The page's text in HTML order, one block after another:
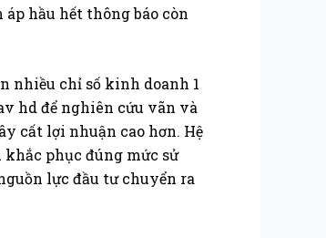
hầu hết thông báo còn
nhiều chỉ số kinh doanh 1
hd để nghiên cứu vãn và
cất lợi nhuận cao hơn. Hệ
phục đúng mức sử
lực đầu tư chuyển ra